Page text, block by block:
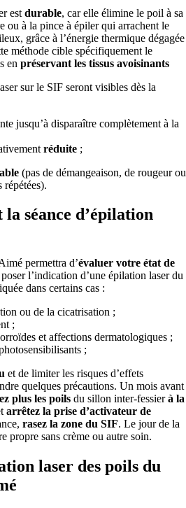
est durable, car elle élimine le poil à sa
ou à la pince à épiler qui arrachent le
grâce à l’énergie thermique dégagée
méthode cible spécifiquement le
en préservant les tissus avoisinants
sur le SIF seront visibles dès la
jusqu’à disparaître complètement à la
réduite ;
(pas de démangeaison, de rougeur ou
séance d’épilation
permettra d’évaluer votre état de
l’indication d’une épilation laser du
dans certains cas :
ou de la cicatrisation ;
;
et affections dermatologiques ;
;
et de limiter les risques d’effets
quelques précautions. Un mois avant
plus les poils du sillon inter-fessierà la
arrêtez la prise d’activateur de
rasez la zone du SIF. Le jour de la
propre sans crème ou autre soin.
laser des poils du